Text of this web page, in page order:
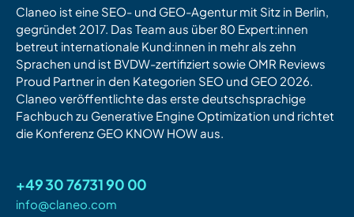
Claneo ist eine SEO- und GEO-Agentur mit Sitz in Berlin,
gegründet 2017. Das Team aus über 80 Expert:innen
betreut internationale Kund:innen in mehr als zehn
Sprachen und ist BVDW-zertifiziert sowie OMR Reviews
Proud Partner in den Kategorien SEO und GEO 2026.
Claneo veröffentlichte das erste deutschsprachige
Fachbuch zu Generative Engine Optimization und richtet
die Konferenz GEO KNOW HOW aus.
+49 30 76731 90 00
info@claneo.com